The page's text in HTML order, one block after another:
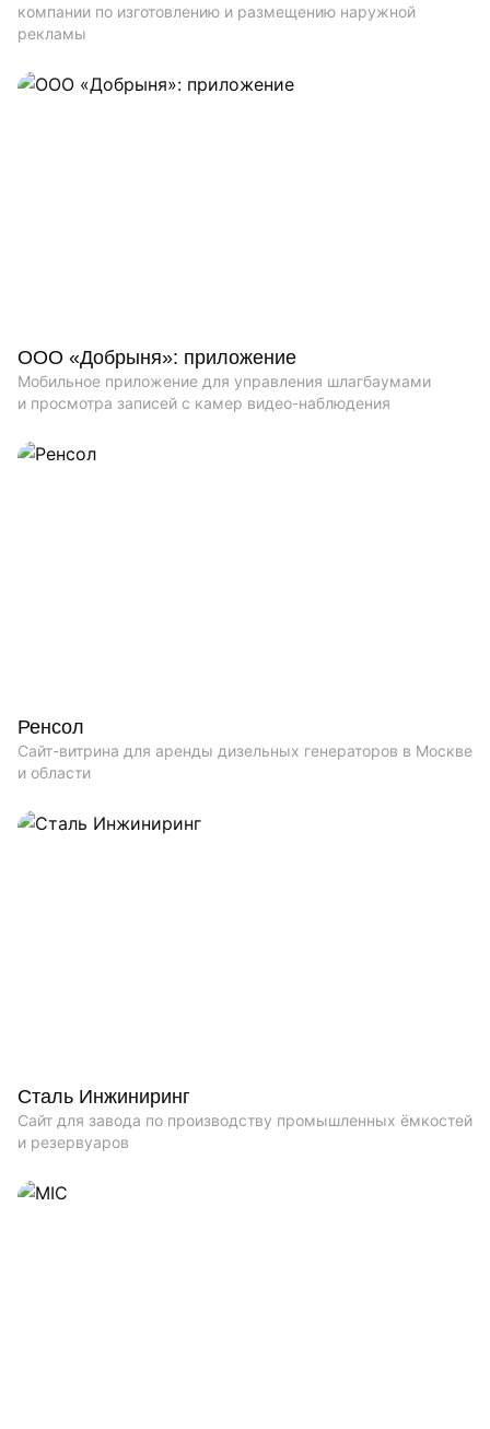
компании по изготовлению и размещению наружной
рекламы
ООО «Добрыня»: приложение
Мобильное приложение для управления шлагбаумами
и просмотра записей с камер видео-наблюдения
Ренсол
Сайт-витрина для аренды дизельных генераторов в Москве
и области
Сталь Инжиниринг
Сайт для завода по производству промышленных ёмкостей
и резервуаров